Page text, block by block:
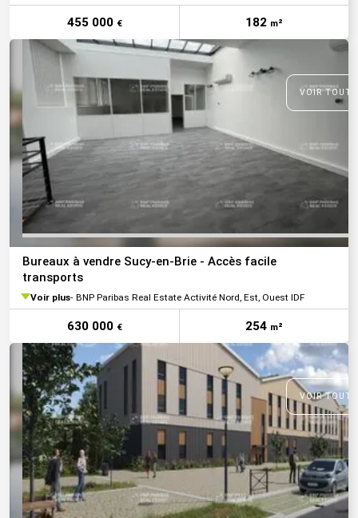
455 000 € 182 m²
VOIR
Bureaux à vendre Sucy-en-Brie - Accès facile
transports
Voir plus BNP Paribas Real Estate Activité Nord, Est, Ouest IDF
630 000 € 254 m²
VOIR